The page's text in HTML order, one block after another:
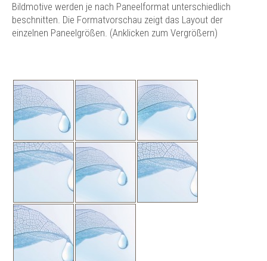
Bildmotive werden je nach Paneelformat unterschiedlich
beschnitten. Die Formatvorschau zeigt das Layout der
einzelnen Paneelgrößen. (Anklicken zum Vergrößern)